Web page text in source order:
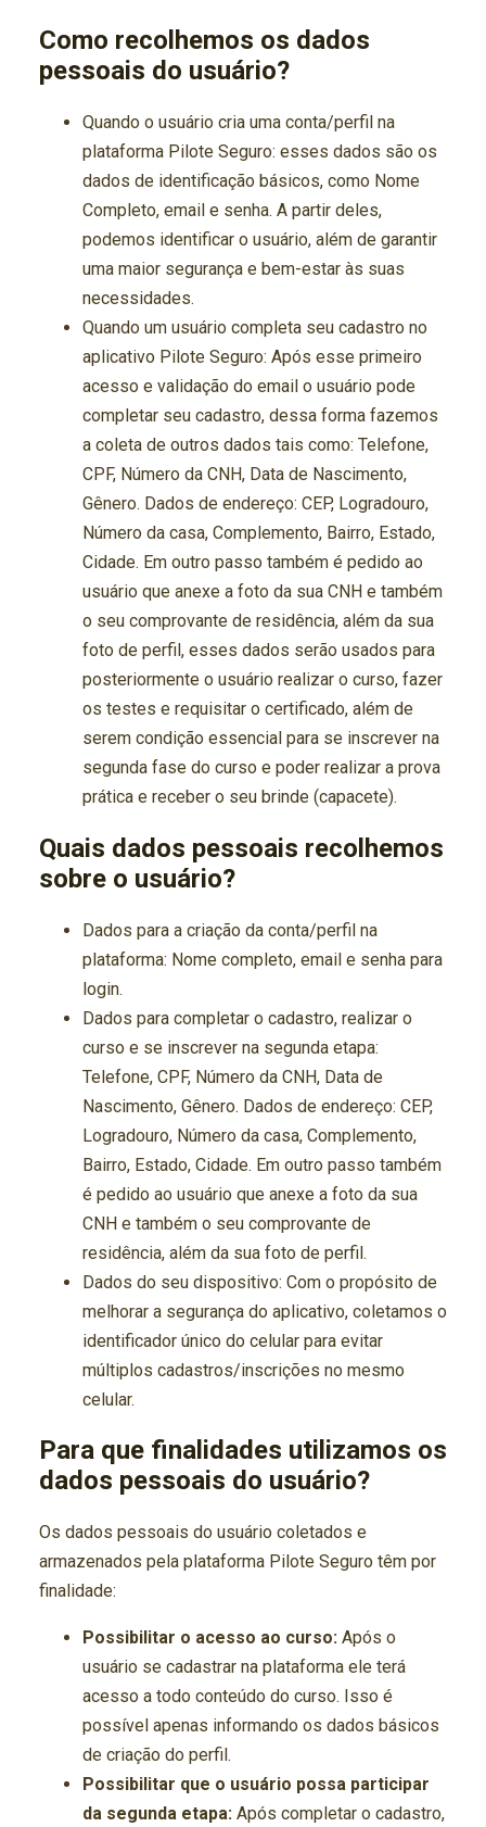
Como recolhemos os dados
pessoais do usuário?
Quando o usuário cria uma conta/perfil na
plataforma Pilote Seguro: esses dados são os
dados de identificação básicos, como Nome
Completo, email e senha. A partir deles,
podemos identificar o usuário, além de garantir
uma maior segurança e bem-estar às suas
necessidades.
Quando um usuário completa seu cadastro no
aplicativo Pilote Seguro: Após esse primeiro
acesso e validação do email o usuário pode
completar seu cadastro, dessa forma fazemos
a coleta de outros dados tais como: Telefone,
CPF, Número da CNH, Data de Nascimento,
Gênero. Dados de endereço: CEP, Logradouro,
Número da casa, Complemento, Bairro, Estado,
Cidade. Em outro passo também é pedido ao
usuário que anexe a foto da sua CNH e também
o seu comprovante de residência, além da sua
foto de perfil, esses dados serão usados para
posteriormente o usuário realizar o curso, fazer
os testes e requisitar o certificado, além de
serem condição essencial para se inscrever na
segunda fase do curso e poder realizar a prova
prática e receber o seu brinde (capacete).
Quais dados pessoais recolhemos
sobre o usuário?
Dados para a criação da conta/perfil na
plataforma: Nome completo, email e senha para
login.
Dados para completar o cadastro, realizar o
curso e se inscrever na segunda etapa:
Telefone, CPF, Número da CNH, Data de
Nascimento, Gênero. Dados de endereço: CEP,
Logradouro, Número da casa, Complemento,
Bairro, Estado, Cidade. Em outro passo também
é pedido ao usuário que anexe a foto da sua
CNH e também o seu comprovante de
residência, além da sua foto de perfil.
Dados do seu dispositivo: Com o propósito de
melhorar a segurança do aplicativo, coletamos o
identificador único do celular para evitar
múltiplos cadastros/inscrições no mesmo
celular.
Para que finalidades utilizamos os
dados pessoais do usuário?
Os dados pessoais do usuário coletados e
armazenados pela plataforma Pilote Seguro têm por
finalidade:
Possibilitar o acesso ao curso:Após o
usuário se cadastrar na plataforma ele terá
acesso a todo conteúdo do curso. Isso é
possível apenas informando os dados básicos
de criação do perfil.
Possibilitar que o usuário possa participar
da segunda etapa:Após completar o cadastro,